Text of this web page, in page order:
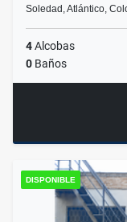
Soledad, Atlántico,
4Alcobas
0 Baños
DISPONIBLE